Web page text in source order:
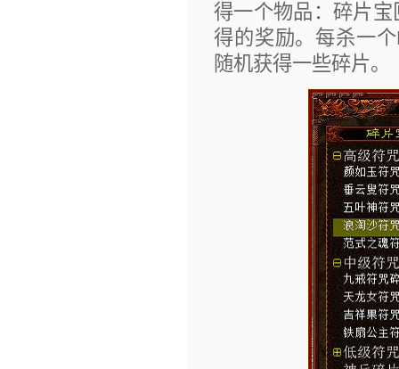
得一个物品：碎片
得的奖励。每杀一
随机获得一些碎片。